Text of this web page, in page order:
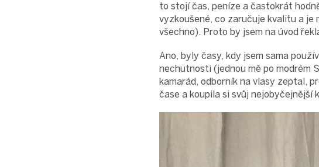
to stojí čas, peníze a častokrát
vyzkoušené, co zaručuje kvalitu a je
všechno). Proto by jsem na úvod
Ano, byly časy, kdy jsem sama
nechutnosti (jednou mě po modrém
kamarád, odborník na vlasy zeptal,
čase a koupila si svůj nejobyčejnější